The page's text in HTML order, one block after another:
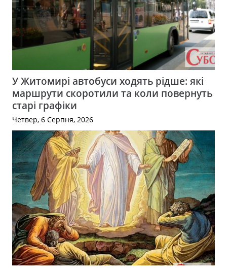
У Житомирі автобуси ходять рідше: які
маршрути скоротили та коли повернуть
старі графіки
Четвер, 6 Серпня, 2026